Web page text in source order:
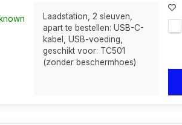
Laadstation, 2 sleuven,
apart te bestellen: USB-C-
kabel, USB-voeding,
geschikt voor: TC501
(zonder beschermhoes)